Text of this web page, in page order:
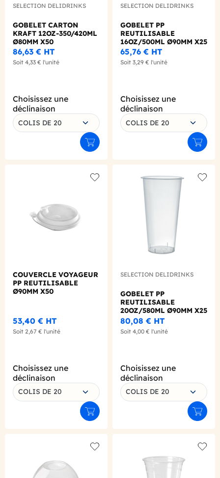
SELECTION DELIDRINKS
GOBELET CARTON
KRAFT 12OZ-350/420ML
Ø80MM X50
86,63 € HT
Soit 4,33 € l'unité
Choisissez une
déclinaison
COLIS DE 20
Ajouter au panier
SELECTION DELIDRINKS
GOBELET PP
REUTILISABLE
16OZ/500ML Ø90MM X25
65,76 € HT
Soit 3,29 € l'unité
Choisissez une
déclinaison
COLIS DE 20
Add to wishlist
COUVERCLE VOYAGEUR
PP REUTILISABLE
Ø90MM X50
53,40 € HT
Soit 2,67 € l'unité
Choisissez une
déclinaison
COLIS DE 20
Ajouter au panier
SELECTION DELIDRINKS
GOBELET PP
REUTILISABLE
20OZ/580ML Ø90MM X25
80,08 € HT
Soit 4,00 € l'unité
Choisissez une
déclinaison
COLIS DE 20